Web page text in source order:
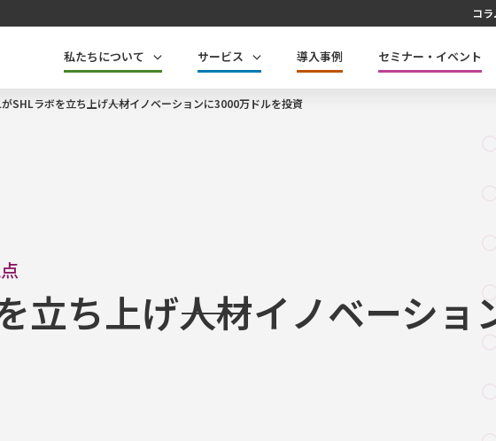
コラ
私たちについて サービス 導入事例 セミナー・イベント
SHLラボを立ち上げ――人材イノベーションに3000万ドルを投資
立ち上げ――人材イノベーシ